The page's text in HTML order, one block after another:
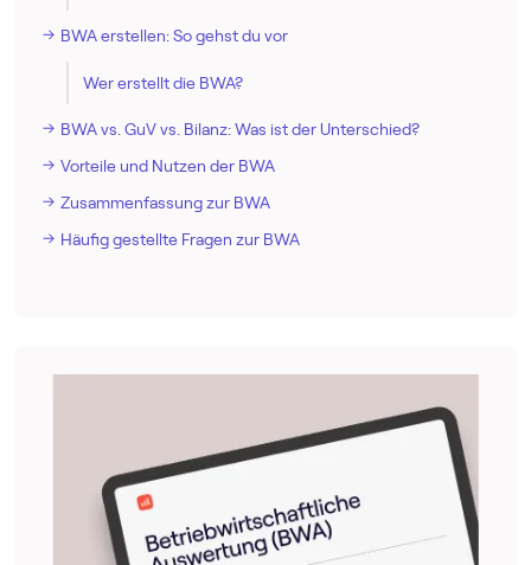
BWA erstellen: So gehst du vor
Wer erstellt die BWA?
BWA vs. GuV vs. Bilanz: Was ist der Unterschied?
Vorteile und Nutzen der BWA
Zusammenfassung zur BWA
Häufig gestellte Fragen zur BWA